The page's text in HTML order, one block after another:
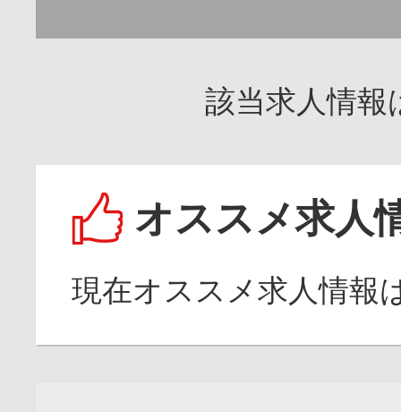
該当求人情
オススメ求人
現在オススメ求人情報